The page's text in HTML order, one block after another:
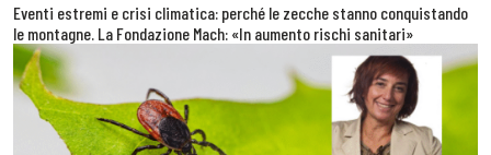
Eventi estremi e crisi climatica: perché le zecche stanno conquistando
le montagne. La Fondazione Mach: «In aumento rischi sanitari»